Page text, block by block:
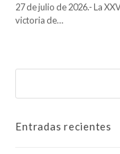
27 de julio de 2026.- La
victoria de…
Entradas recientes